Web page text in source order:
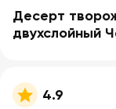
Десерт
двухслойный
4.9